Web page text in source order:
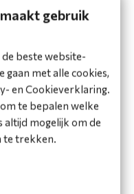
verstuurd*
met ons op!
gebruik
beste website-
met alle cookies,
en Cookieverklaring.
te bepalen welke
altijd mogelijk om de
te trekken.